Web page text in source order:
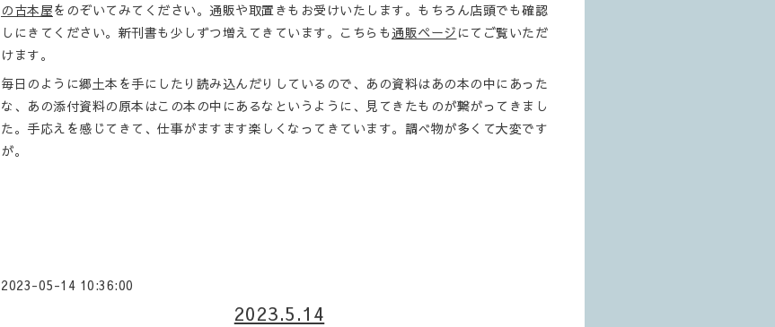
の古本屋をのぞいてみてください。通販や取置きもお受けいたします。もちろん店頭でも確認
しにきてください。新刊書も少しずつ増えてきています。こちらも 通販ページ にてご覧いただ
けます。
毎日のように郷土本を手にしたり読み込んだりしているので、あの資料はあの本の中にあった
な、あの添付資料の原本はこの本の中にあるなというように、見てきたものが繋がってきまし
た。手応えを感じてきて、仕事がますます楽しくなってきています。調べ物が多くて大変です
が。
2023-05-14 10:36:00
2023.5.14